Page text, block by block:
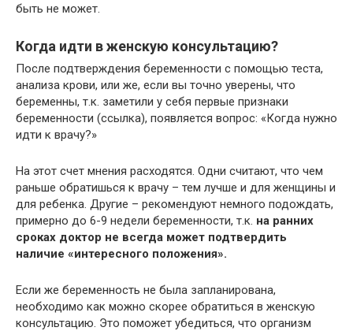
быть не может.
Когда идти в женскую консультацию?
После подтверждения беременности с помощью теста,
анализа крови, или же, если вы точно уверены, что
беременны, т.к. заметили у себя первые признаки
беременности (ссылка), появляется вопрос: «Когда нужно
идти к врачу?»
На этот счет мнения расходятся. Одни считают, что чем
раньше обратишься к врачу – тем лучше и для женщины и
для ребенка. Другие – рекомендуют немного подождать,
примерно до 6-9 недели беременности, т.к. на ранних
сроках доктор не всегда может подтвердить
наличие «интересного положения».
Если же беременность не была запланирована,
необходимо как можно скорее обратиться в женскую
консультацию. Это поможет убедиться, что организм